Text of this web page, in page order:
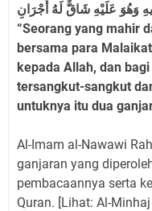
وَهُوَ عَلَيْهِ شَاقٌّ لَهُ أَجْرَانِ
“Seorang yang mahir
bersama para
kepada Allah, dan
tersangkut-sangkut
untuknya itu dua
Al-Imam al-Nawawi
ganjaran yang
pembacaannya serta
Quran. [Lihat: Al-